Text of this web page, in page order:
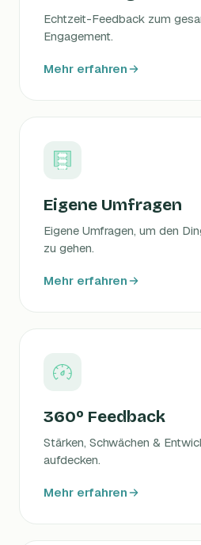
Echtzeit-Feedback zum
Engagement.
Mehr erfahren
Eigene Umfragen
Eigene Umfragen, um den
zu gehen.
Mehr erfahren
360º Feedback
Stärken, Schwächen &
aufdecken.
Mehr erfahren